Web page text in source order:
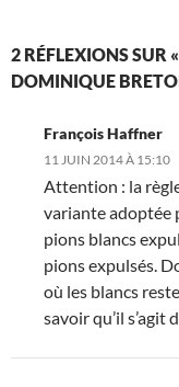
2 RÉFLEXIONS SUR
DOMINIQUE
François Haffner
11 JUIN 2014 À 15:10
Attention : la
variante adoptée
pions blancs
pions expulsés.
où les blancs
savoir qu’il s’agit